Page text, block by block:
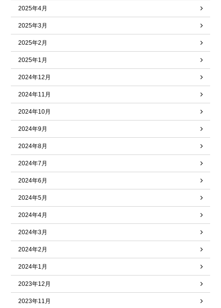
2025年4月
2025年3月
2025年2月
2025年1月
2024年12月
2024年11月
2024年10月
2024年9月
2024年8月
2024年7月
2024年6月
2024年5月
2024年4月
2024年3月
2024年2月
2024年1月
2023年12月
2023年11月